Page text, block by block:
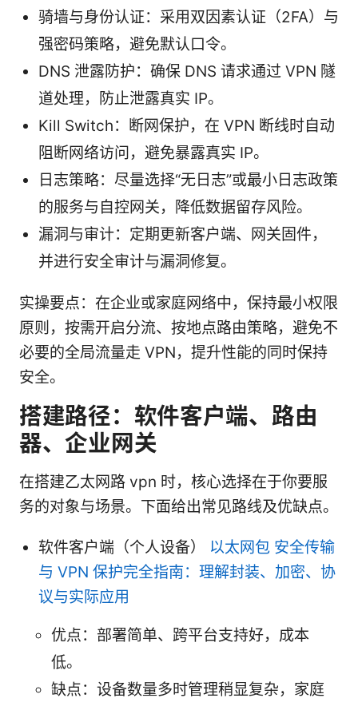
骑墙与身份认证：采用双因素认证（2FA）与
强密码策略，避免默认口令。
DNS 泄露防护：确保 DNS 请求通过 VPN 隧
道处理，防止泄露真实 IP。
Kill Switch：断网保护，在 VPN 断线时自动
阻断网络访问，避免暴露真实 IP。
日志策略：尽量选择“无日志”或最小日志政策
的服务与自控网关，降低数据留存风险。
漏洞与审计：定期更新客户端、网关固件，
并进行安全审计与漏洞修复。
实操要点：在企业或家庭网络中，保持最小权限
原则，按需开启分流、按地点路由策略，避免不
必要的全局流量走 VPN，提升性能的同时保持
安全。
搭建路径：软件客户端、路由
器、企业网关
在搭建乙太网路 vpn 时，核心选择在于你要服
务的对象与场景。下面给出常见路线及优缺点。
软件客户端（个人设备） 以太网包 安全传输
与 VPN 保护完全指南：理解封装、加密、协
议与实际应用
优点：部署简单、跨平台支持好，成本
低。
缺点：设备数量多时管理稍显复杂，家庭